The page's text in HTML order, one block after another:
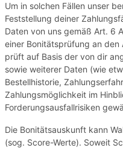
Um in solchen Fällen unser
Feststellung deiner
Daten von uns gemäß Art. 6
einer Bonitätsprüfung an
prüft auf Basis der von dir
sowie weiterer Daten (wie
Bestellhistorie,
Zahlungsmöglichkeit im
Forderungsausfallrisiken
Die Bonitätsauskunft kann
(sog. Score-Werte). Soweit